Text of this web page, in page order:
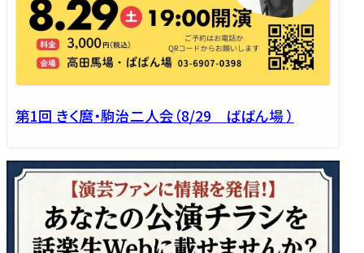
第1回 きく麿・駒治二人会（8/29 ばばん場 ）